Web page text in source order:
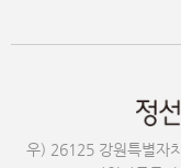
우) 26125 강원특별자